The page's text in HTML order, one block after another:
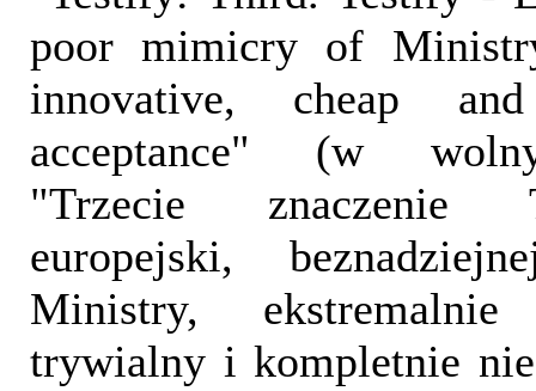
poor mimicry of
innovative, cheap
acceptance" (w
"Trzecie znaczenie
europejski,
Ministry,
trywialny i kompletnie